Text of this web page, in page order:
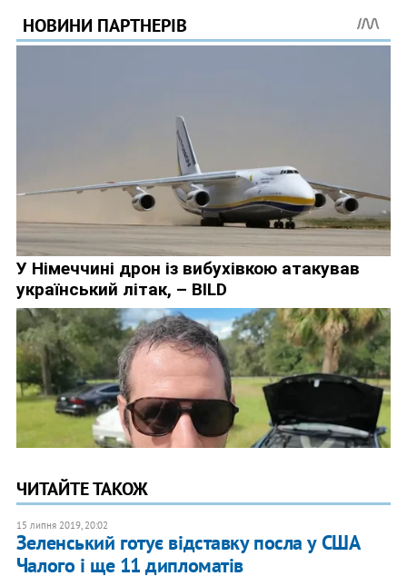
ЧИТАЙТЕ ТАКОЖ
15 липня 2019, 20:02
Зеленський готує відставку посла у США
Чалого і ще 11 дипломатів